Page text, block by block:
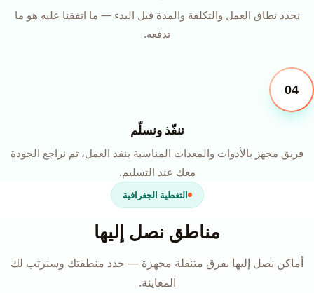
نحدد نطاق العمل والتكلفة والمدة قبل البدء — ما اتفقنا عليه هو ما
تدفعه.
04
ننفّذ ونسلّم
فريق مجهز بالأدوات والمعدات المناسبة ينفذ العمل، ثم نراجع الجودة
معك عند التسليم.
التغطية الجغرافية
مناطق نصل إليها
أماكن نصل إليها بفرق متنقلة مجهزة — حدد منطقتك وسنرتب لك
المعاينة.